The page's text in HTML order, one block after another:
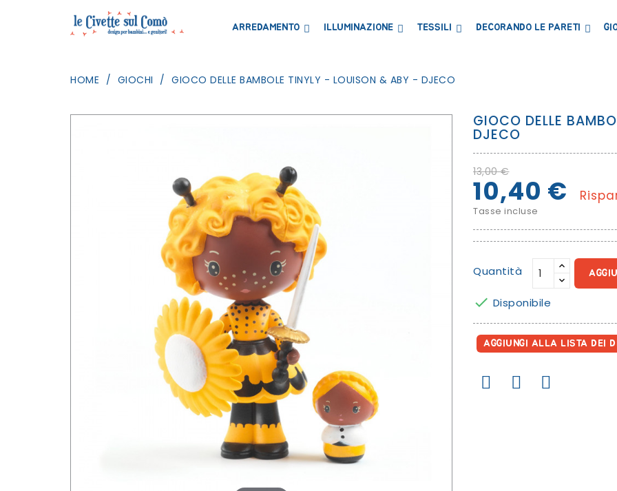
ARREDAMENTO ILLUMINAZIONE TESSILI DECORANDO LE PARETI
HOME GIOCHI GIOCO DELLE BAMBOLE TINYLY - LOUISON & ABY - DJECO
GIOCO DELLE
DJECO
13,00 €
10,40 €
Tasse incluse
Quantità
 Disponibile
AGGIUNGI ALLA LISTA DEI